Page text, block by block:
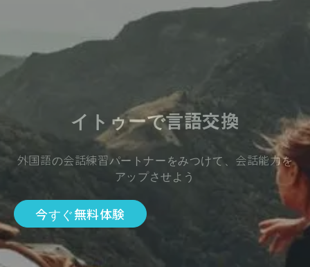
イトゥーで言語交換
外国語の会話練習パートナーをみつけて、会話能力を
アップさせよう
今すぐ無料体験